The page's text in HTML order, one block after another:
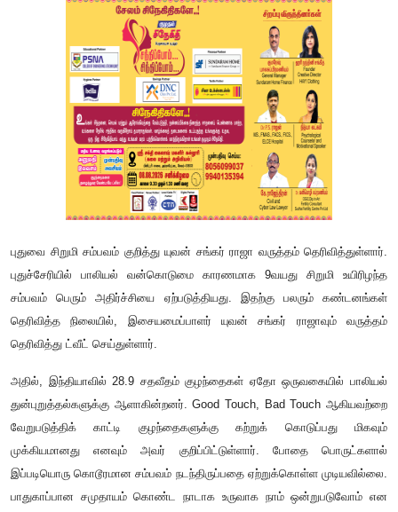
புதுவை சிறுமி சம்பவம் குறித்து யுவன் சங்கர் ராஜா வருத்தம் தெரிவித்துள்ளார்.
புதுச்சேரியில் பாலியல் வன்கொடுமை காரணமாக 9வயது சிறுமி உயிரிழந்த
சம்பவம் பெரும் அதிர்ச்சியை ஏற்படுத்தியது. இதற்கு பலரும் கண்டனங்கள்
தெரிவித்த நிலையில், இசையமைப்பாளர் யுவன் சங்கர் ராஜாவும் வருத்தம்
தெரிவித்து ட்வீட் செய்துள்ளார்.
அதில், இந்தியாவில் 28.9 சதவீதம் குழந்தைகள் ஏதோ ஒருவகையில் பாலியல்
துன்புறுத்தல்களுக்கு ஆளாகின்றனர். Good Touch, Bad Touch ஆகியவற்றை
வேறுபடுத்திக் காட்டி குழந்தைகளுக்கு கற்றுக் கொடுப்பது மிகவும்
முக்கியமானது எனவும் அவர் குறிப்பிட்டுள்ளார். போதை பொருட்களால்
இப்படியொரு கொடூரமான சம்பவம் நடந்திருப்பதை ஏற்றுக்கொள்ள முடியவில்லை.
பாதுகாப்பான சமுதாயம் கொண்ட நாடாக உருவாக நாம் ஒன்றுபடுவோம் என